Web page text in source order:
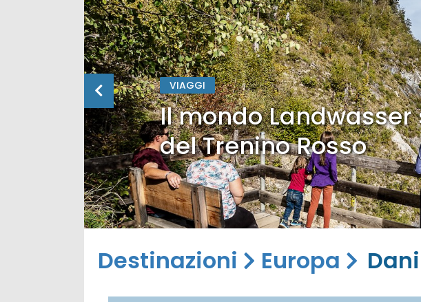
VIAGGI
Il mondo
del Trenino Rosso
Destinazioni Europa